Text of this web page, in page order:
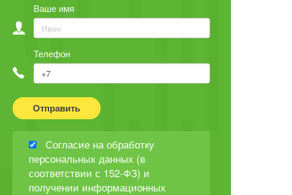
Ваше имя
Телефон
Отправить
Согласие на обработку
персональных данных (в
соответствии с 152-ФЗ) и
получении информационных